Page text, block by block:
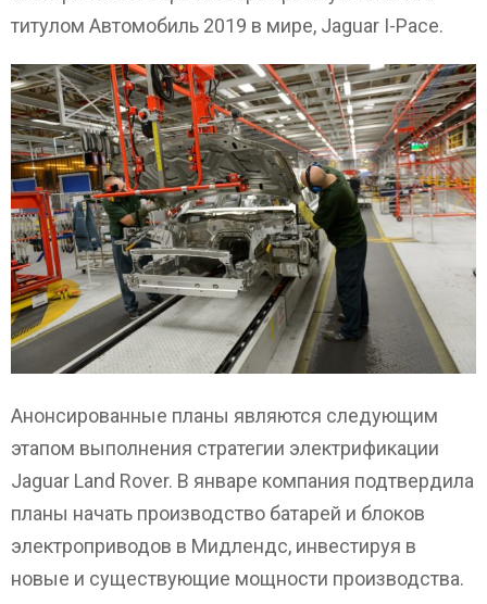
титулом Автомобиль 2019 в мире, Jaguar I-Pace.
Анонсированные планы являются следующим
этапом выполнения стратегии электрификации
Jaguar Land Rover. В январе компания подтвердила
планы начать производство батарей и блоков
электроприводов в Мидлендс, инвестируя в
новые и существующие мощности производства.